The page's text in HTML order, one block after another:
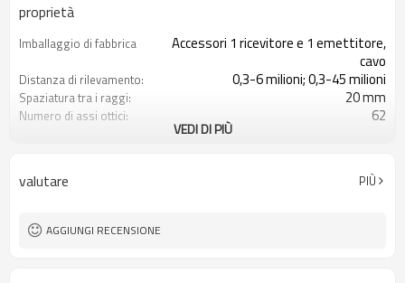
proprietà
Imballaggio di fabbrica
Accessori 1 ricevitore e 1 emettitore,
cavo
Distanza di rilevamento: 0,3-6 milioni; 0,3-45 milioni
Spaziatura tra i raggi: 20 mm
Numero di assi ottici: 62
Spina di interfaccia Dotato di connettore M16
Certificazione:
VEDI DI PIÙ
valutare PIÙ
AGGIUNGI RECENSIONE